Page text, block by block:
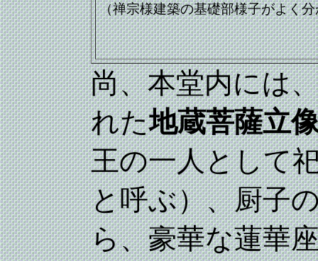
（禅宗様建築の基礎部様子がよく
尚、本堂内には
れた地蔵菩薩立
王の一人として
と呼ぶ）、厨子
ら、豪華な蓮華